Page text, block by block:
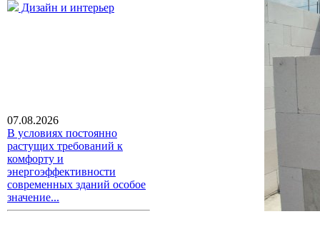
Дизайн и интерьер
07.08.2026
В условиях постоянно
растущих требований к
комфорту и
энергоэффективности
современных зданий особое
значение...